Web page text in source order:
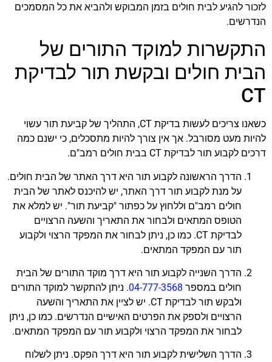
לזכור להגיע לבית חולים בזמן המבוקש ולהביא את כל המסמכים
הנדרשים.
התקשרות למוקד התורים של
הבית חולים ובקשת תור לבדיקת
CT
כשאנו צריכים לעשות בדיקת CT, התהליך של קביעת תור עשוי
להיות מעט מסורבל. אך אין צורך להיות מתסכלים, כי ישנם כמה
דרכים לקבוע תור לבדיקת CT בבית חולים רמב"ם.
הדרך הראשונה לקבוע תור היא דרך האתר של הבית חולים.
על מנת לקבוע תור דרך האתר, יש להיכנס לאתר של הבית
חולים רמב"ם וללחוץ על כפתור "קביעת תור". יש למלא את
הטופס המתאים ולבחור את התאריך והשעה הרצויים
לבדיקת CT. כמו כן, ניתן לבחור את המפקד הרצוי ולקבוע
תור עם המפקד המתאים.
הדרך השנייה לקבוע תור היא דרך מוקד התורים של הבית
חולים במספר 04-777-3568. ניתן להתקשר למוקד התורים
ולבקש תור לבדיקת CT. יש לציין את התאריך והשעה
הרצויים ולספק את הפרטים האישיים הנדרשים. כמו כן, ניתן
לבחור את המפקד הרצוי ולקבוע תור עם המפקד המתאים.
הדרך השלישית לקבוע תור היא דרך הפקס. ניתן לשלוח